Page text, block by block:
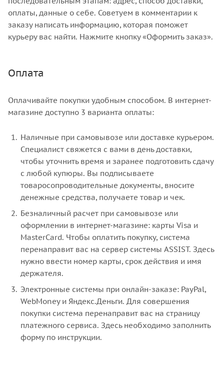
оплаты, данные о себе. Советуем в комментарии к
заказу написать информацию, которая поможет
курьеру вас найти. Нажмите кнопку «Оформить заказ».
Оплата
Оплачивайте покупки удобным способом. В интернет-
магазине доступно 3 варианта оплаты:
Наличные при самовывозе или доставке курьером.
Специалист свяжется с вами в день доставки,
чтобы уточнить время и заранее подготовить сдачу
с любой купюры. Вы подписываете
товаросопроводительные документы, вносите
денежные средства, получаете товар и чек.
Безналичный расчет при самовывозе или
оформлении в интернет-магазине: карты Visa и
MasterCard. Чтобы оплатить покупку, система
перенаправит вас на сервер системы ASSIST. Здесь
нужно ввести номер карты, срок действия и имя
держателя.
Электронные системы при онлайн-заказе: PayPal,
WebMoney и Яндекс.Деньги. Для совершения
покупки система перенаправит вас на страницу
платежного сервиса. Здесь необходимо заполнить
форму по инструкции.